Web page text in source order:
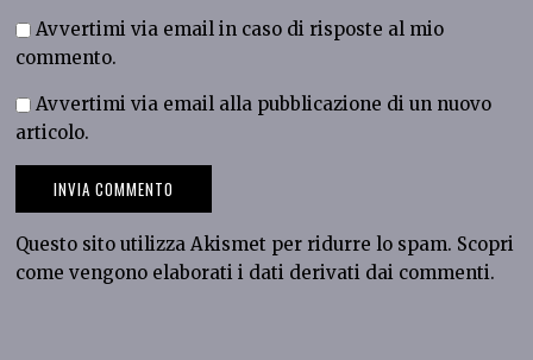
Avvertimi via email in caso di risposte al mio
commento.
Avvertimi via email alla pubblicazione di un nuovo
articolo.
Questo sito utilizza Akismet per ridurre lo spam. Scopri
come vengono elaborati i dati derivati dai commenti.